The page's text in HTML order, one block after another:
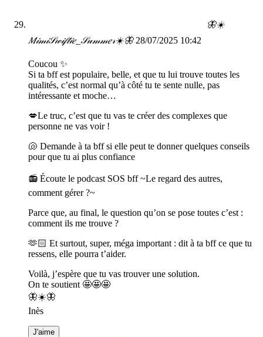
🦋☀️
𝑀𝒾𝓂𝒾𝒮𝓌𝒾𝒻𝓉𝒾𝑒_𝒮𝓊𝓂𝓂𝑒𝓇☀️🦋 28/07/2025 10:42
Coucou ✨
Si ta bff est populaire, belle, et que tu lui trouve toutes les
qualités, c’est normal qu’à côté tu te sente nulle, pas
intéressante et moche…
💋Le truc, c’est que tu vas te créer des complexes que
personne ne vas voir !
🐚 Demande à ta bff si elle peut te donner quelques conseils
pour que tu ai plus confiance
📻 Écoute le podcast SOS bff ~Le regard des autres,
comment gérer ?~
Parce que, au final, le question qu’on se pose toutes c’est :
comment ils me trouve ?
🫶🏻 Et surtout, super, méga important : dit à ta bff ce que tu
ressens, elle pourra t’aider.
Voilà, j’espère que tu vas trouver une solution.
On te soutient 🤩🤩🤩
🦋☀️🦋
Inès
J'aime